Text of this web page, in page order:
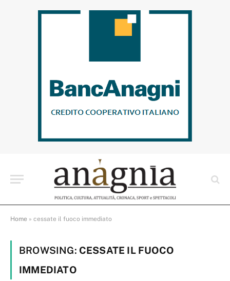
Home » cessate il fuoco immediato
BROWSING: CESSATE IL FUOCO
IMMEDIATO